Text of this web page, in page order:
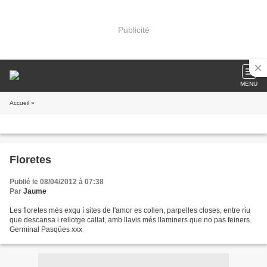
Publicité
MENU
Accueil »
Floretes
Publié le 08/04/2012 à 07:38
Par Jaume
Les floretes més exqu í sites de l'amor es collen, parpelles closes, entre riu
que descansa i rellotge callat, amb llavis més llaminers que no pas feiners.
Germinal Pasqües xxx